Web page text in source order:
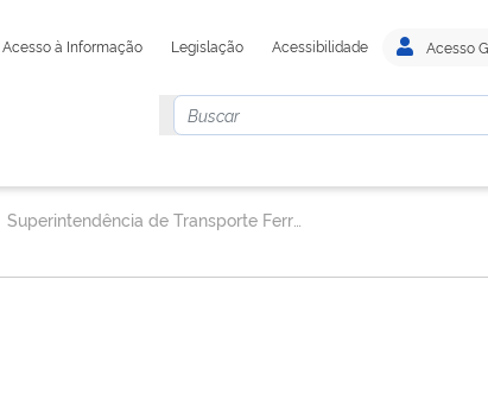
Acesso à Informação Legislação Acessibilidade Acesso
Superintendência de Transporte Ferroviário.